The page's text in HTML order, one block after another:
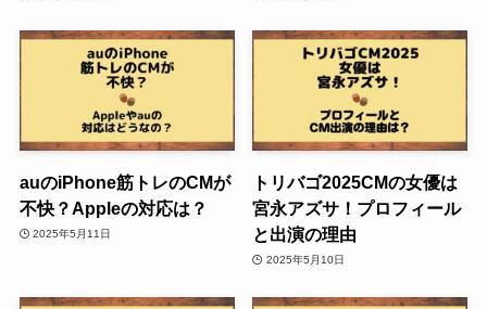
auのiPhone筋トレのCMが
不快？Appleの対応は？
2025年5月11日
トリバゴ2025CMの女優は
宮永アズサ！プロフィール
と出演の理由
2025年5月10日